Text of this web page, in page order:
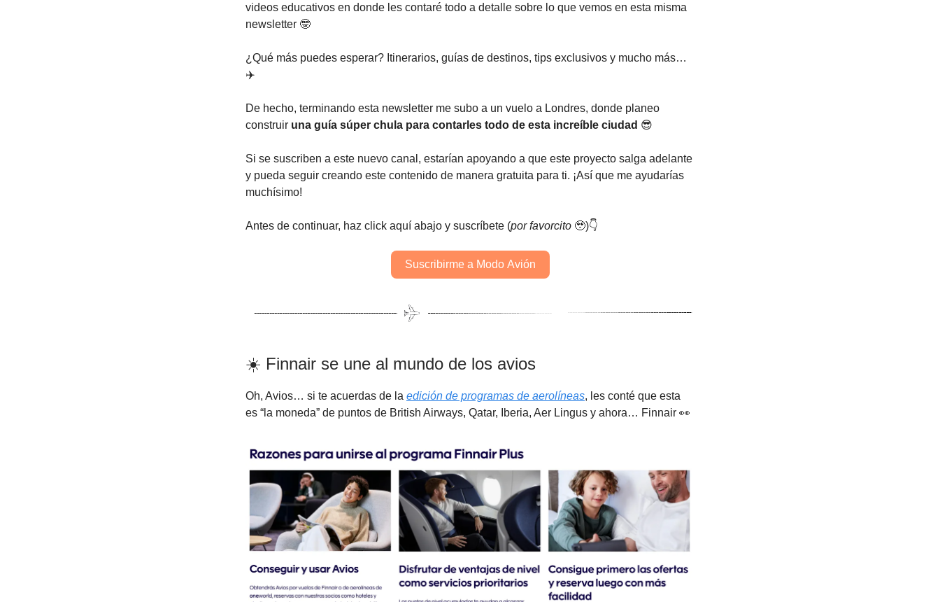
videos educativos en donde les contaré todo a detalle sobre lo que vemos en esta misma
newsletter 🤓
¿Qué más puedes esperar? Itinerarios, guías de destinos, tips exclusivos y mucho más…
✈️
De hecho, terminando esta newsletter me subo a un vuelo a Londres, donde planeo
construir una guía súper chula para contarles todo de esta increíble ciudad 😎
Si se suscriben a este nuevo canal, estarían apoyando a que este proyecto salga adelante
y pueda seguir creando este contenido de manera gratuita para ti. ¡Así que me ayudarías
muchísimo!
Antes de continuar, haz click aquí abajo y suscríbete (por favorcito 🥹)👇️
Suscribirme a Modo Avión
☀️ Finnair se une al mundo de los avios
Oh, Avios… si te acuerdas de la edición de programas de aerolíneas, les conté que esta
es “la moneda” de puntos de British Airways, Qatar, Iberia, Aer Lingus y ahora… Finnair 👀